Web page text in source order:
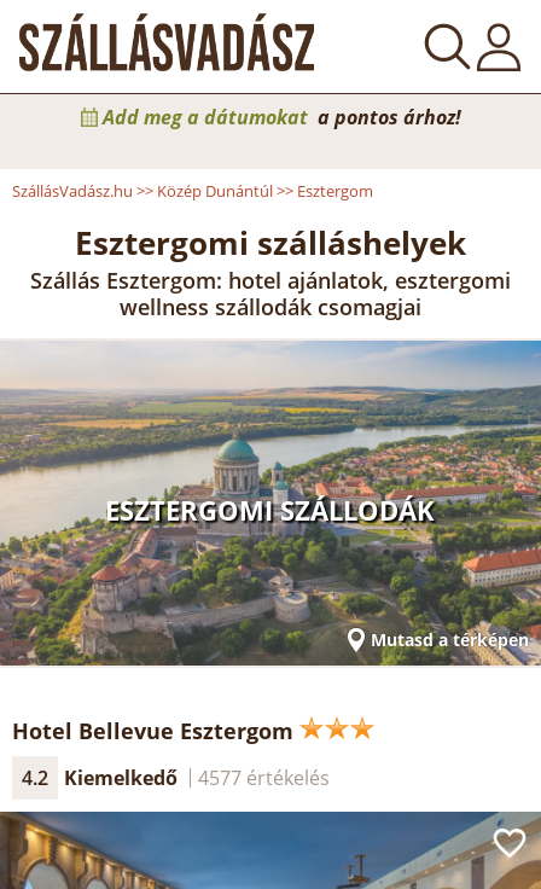
Add meg a dátumokat a pontos árhoz!
SzállásVadász.hu >> Közép Dunántúl>> Esztergom
Esztergomi szálláshelyek
Szállás Esztergom: hotel ajánlatok, esztergomi
wellness szállodák csomagjai
ESZTERGOMI SZÁLLODÁK
Mutasd a térképen
Hotel Bellevue Esztergom
4.2 Kiemelkedő 4577 értékelés